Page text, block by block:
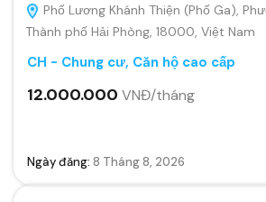
Phố Lương Khánh Thiện (Phố Ga),
Thành phố Hải Phòng, 18000, Việt Nam
CH - Chung cư, Căn hộ cao cấp
12.000.000 VNĐ/tháng
Ngày đăng: 8 Tháng 8, 2026